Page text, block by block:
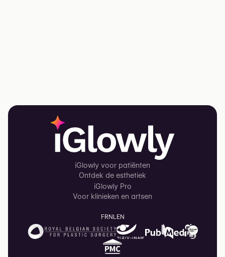
iGlowly voor patiënten
Ontdek de esthetiek
iGlowly Pro
Voor klinieken en artsen
FRNL EN